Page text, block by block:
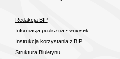
Redakcja BIP
Informacja publiczna - wniosek
Instrukcja korzystania z BIP
Struktura Biuletynu